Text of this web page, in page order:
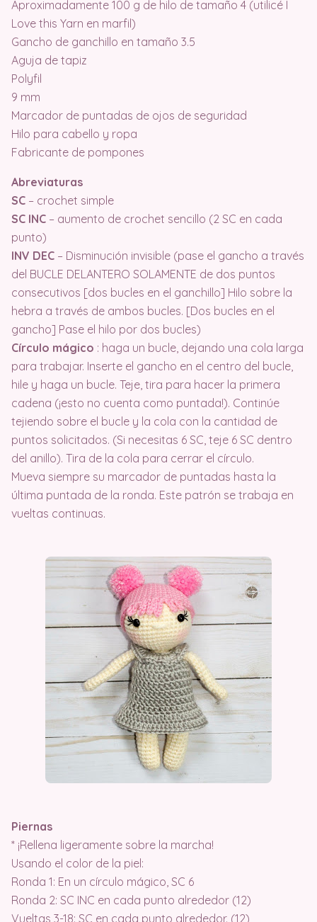
Aproximadamente 100 g de hilo de tamaño 4 (utilicé I
Love this Yarn en marfil)
Gancho de ganchillo en tamaño 3.5
Aguja de tapiz
Polyfil
9 mm
Marcador de puntadas de ojos de seguridad
Hilo para cabello y ropa
Fabricante de pompones
Abreviaturas
SC – crochet simple
SC INC – aumento de crochet sencillo (2 SC en cada
punto)
INV DEC – Disminución invisible (pase el gancho a través
del BUCLE DELANTERO SOLAMENTE de dos puntos
consecutivos [dos bucles en el ganchillo] Hilo sobre la
hebra a través de ambos bucles. [Dos bucles en el
gancho] Pase el hilo por dos bucles)
Círculo mágico : haga un bucle, dejando una cola larga
para trabajar. Inserte el gancho en el centro del bucle,
hile y haga un bucle. Teje, tira para hacer la primera
cadena (¡esto no cuenta como puntada!). Continúe
tejiendo sobre el bucle y la cola con la cantidad de
puntos solicitados. (Si necesitas 6 SC, teje 6 SC dentro
del anillo). Tira de la cola para cerrar el círculo.
Mueva siempre su marcador de puntadas hasta la
última puntada de la ronda. Este patrón se trabaja en
vueltas continuas.
Piernas
* ¡Rellena ligeramente sobre la marcha!
Usando el color de la piel:
Ronda 1: En un círculo mágico, SC 6
Ronda 2: SC INC en cada punto alrededor (12)
Vueltas 3-18: SC en cada punto alrededor. (12)